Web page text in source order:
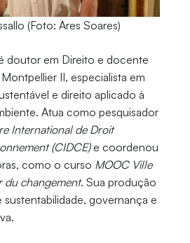
(Foto: Ares Soares)
doutor em Direito e docente
II, especialista em
e direito aplicado à
Atua como pesquisador
International de Droit
(CIDCE)e coordenou
como o curso MOOC Ville
du changement. Sua produção
sustentabilidade, governança e